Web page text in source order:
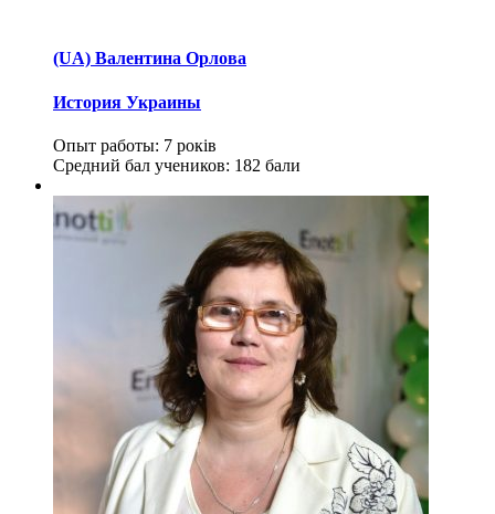
(UA) Валентина Орлова
История Украины
Опыт работы: 7 років
Средний бал учеников: 182 бали